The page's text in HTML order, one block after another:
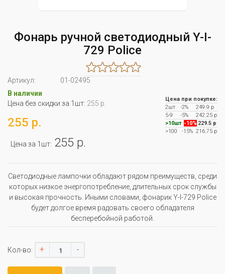
Фонарь ручной светодиодный Y-I-
729 Police
Артикул:
01-02495
В наличии
Цена без скидки за 1шт: 255 р.
255 р.
Цена за 1шт: 255 р.
Цена при покупке:
2шт
-2%
249.9 р
5-9
-5%
242.25 р
>10шт -10% 229.5 р
>100
-15% 216.75 р
Светодиодные лампочки обладают рядом преимуществ, среди
которых низкое энергопотребление, длительных срок службы
и высокая прочность. Иными словами, фонарик Y-I-729 Police
будет долгое время радовать своего обладателя
бесперебойной работой.
Кол-во: + -